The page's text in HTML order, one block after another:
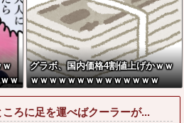
ｗ
ｗ
グラボ、国内価格4割値上げかｗｗ
ｗｗｗｗｗｗｗｗｗｗｗｗｗｗ
ろに足を運べばクーラーが...